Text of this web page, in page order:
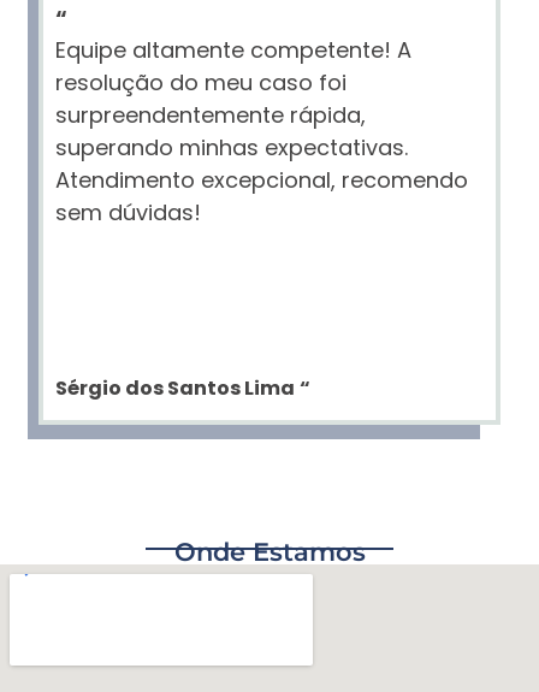
“
Equipe altamente competente! A
resolução do meu caso foi
surpreendentemente rápida,
superando minhas expectativas.
Atendimento excepcional, recomendo
sem dúvidas!
Sérgio dos Santos Lima “
Onde Estamos